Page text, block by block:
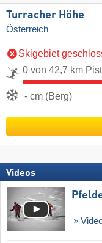
Turracher Höhe
Österreich
Skigebiet
0 von 42,7 km
- cm (Berg)
Videos